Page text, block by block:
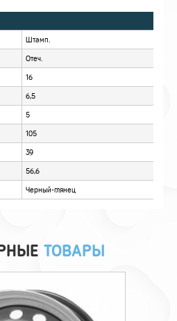
ОПИСАНИЕ
ОТЗЫВЫ
ТОВАРЫ